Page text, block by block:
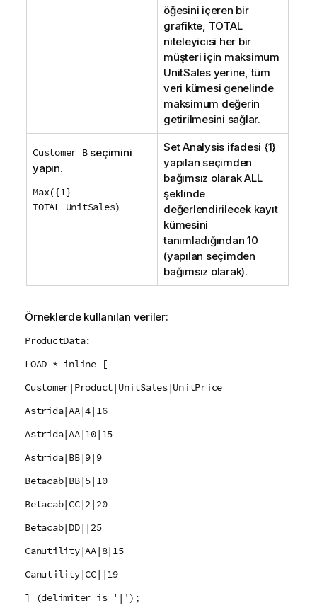
öğesini içeren bir
grafikte, TOTAL
niteleyicisi her bir
müşteri için maksimum
UnitSalesyerine, tüm
veri kümesi genelinde
maksimum değerin
getirilmesini sağlar.
Customer Bseçimini
yapın.
Max({1}
TOTAL UnitSales)
Set Analysis ifadesi {1}
yapılan seçimden
bağımsız olarakALL
şeklinde
değerlendirilecek kayıt
kümesini
tanımladığından 10
(yapılan seçimden
bağımsız olarak).
Örneklerde kullanılan veriler:
ProductData:
LOAD * inline [
Customer|Product|UnitSales|UnitPrice
Astrida|AA|4|16
Astrida|AA|10|15
Astrida|BB|9|9
Betacab|BB|5|10
Betacab|CC|2|20
Betacab|DD||25
Canutility|AA|8|15
Canutility|CC||19
] (delimiter is '|');